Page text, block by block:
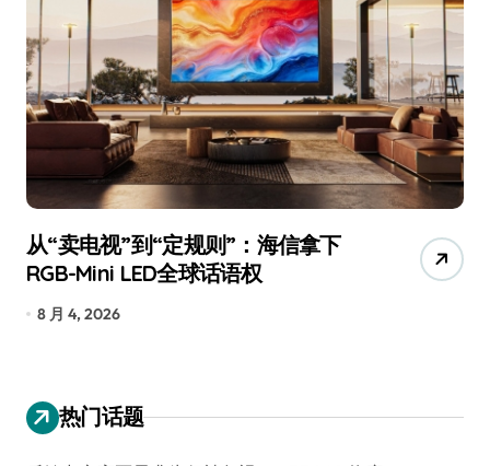
从“卖电视”到“定规则”：海信拿下
RGB-Mini LED全球话语权
8 月 4, 2026
热门话题